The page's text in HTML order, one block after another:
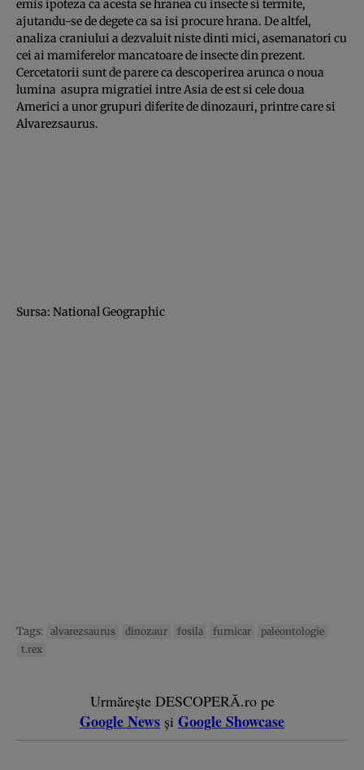
emis ipoteza ca acesta se hranea cu insecte si termite,
ajutandu-se de degete ca sa isi procure hrana. De altfel,
analiza craniului a dezvaluit niste dinti mici, asemanatori cu
cei ai mamiferelor mancatoare de insecte din prezent.
Cercetatorii sunt de parere ca descoperirea arunca o noua
lumina asupra migratiei intre Asia de est si cele doua
Americi a unor grupuri diferite de dinozauri, printre care si
Alvarezsaurus.
Sursa: National Geographic
Tags: alvarezsaurus dinozaur fosila furnicar
paleontologie
t.rex
Urmărește DESCOPERĂ.ro pe
Google News și Google Showcase